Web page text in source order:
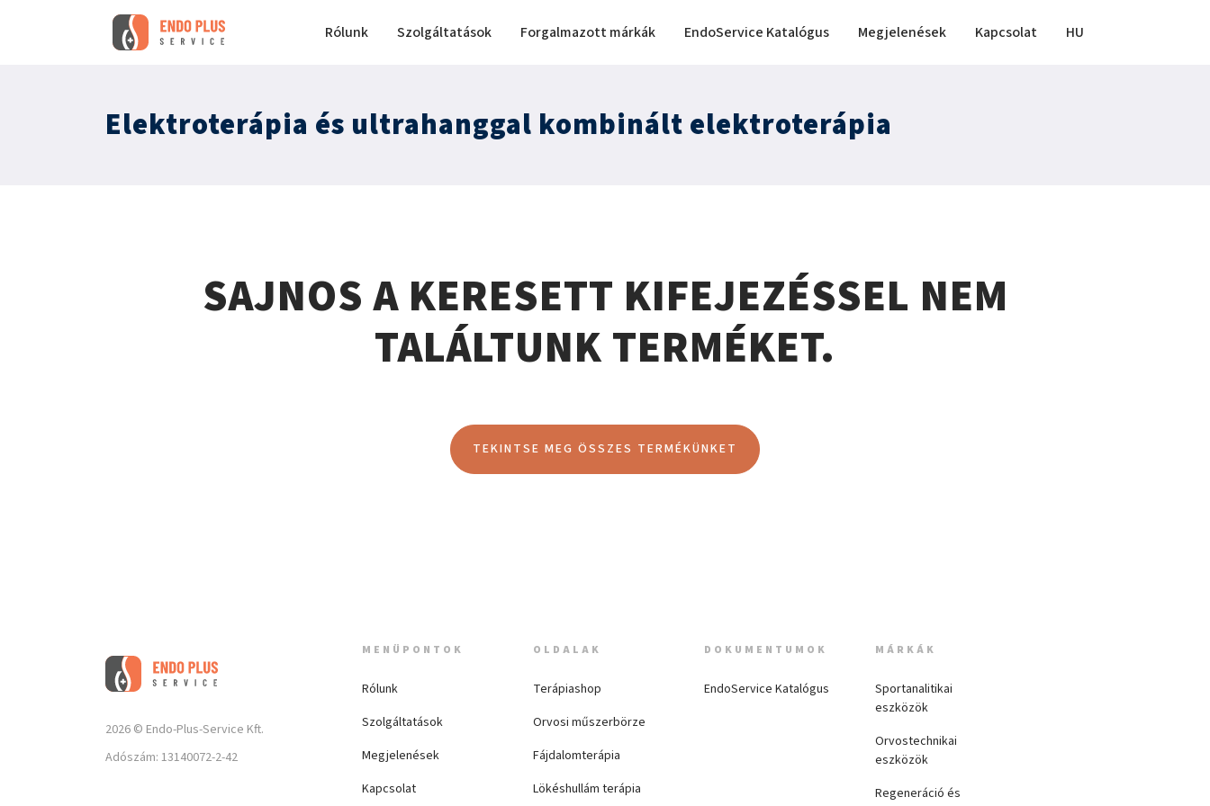
Rólunk Szolgáltatások Forgalmazott márkák EndoService Katalógus Megjelenések Kapcsolat HU
Elektroterápia és ultrahanggal kombinált elektroterápia
SAJNOS A KERESETT KIFEJEZÉSSEL NEM
TALÁLTUNK TERMÉKET.
TEKINTSE MEG ÖSSZES TERMÉKÜNKET
2026 © Endo-Plus-Service Kft.
Adószám: 13140072-2-42
MENÜPONTOK
Rólunk
Szolgáltatások
Megjelenések
Kapcsolat
OLDALAK
Terápiashop
Orvosi műszerbörze
Fájdalomterápia
Lökéshullám terápia
DOKUMENTUMOK
EndoService Katalógus
MÁRKÁK
Sportanalitikai
eszközök
Orvostechnikai
eszközök
Regeneráció és